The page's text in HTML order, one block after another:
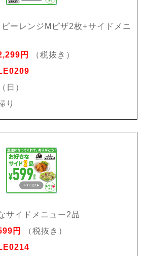
ーレンジMピザ2枚+サイドメニ
円
（税抜き）
日）
り
サイドメニュー2品
円
（税抜き）